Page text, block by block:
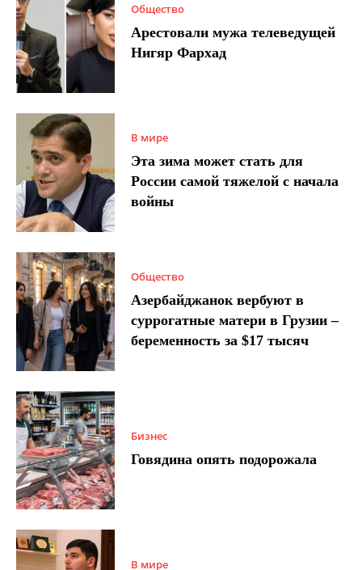
Общество
Арестовали мужа телеведущей
Нигяр Фархад
В мире
Эта зима может стать для
России самой тяжелой с начала
войны
Общество
Азербайджанок вербуют в
суррогатные матери в Грузии –
беременность за $17 тысяч
Бизнес
Говядина опять подорожала
В мире